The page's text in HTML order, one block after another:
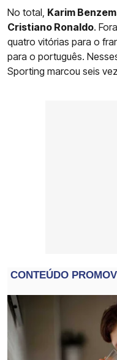
No total, Karim
Cristiano Ronaldo.
quatro vitórias para o
para o português.
Sporting marcou seis